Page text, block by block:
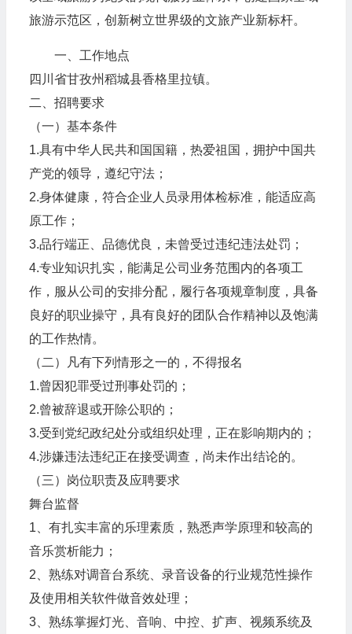
旅游示范区，创新树立世界级的文旅产业新标杆。
一、工作地点
四川省甘孜州稻城县香格里拉镇。
二、招聘要求
（一）基本条件
1.具有中华人民共和国国籍，热爱祖国，拥护中国共
产党的领导，遵纪守法；
2.身体健康，符合企业人员录用体检标准，能适应高
原工作；
3.品行端正、品德优良，未曾受过违纪违法处罚；
4.专业知识扎实，能满足公司业务范围内的各项工
作，服从公司的安排分配，履行各项规章制度，具备
良好的职业操守，具有良好的团队合作精神以及饱满
的工作热情。
（二）凡有下列情形之一的，不得报名
1.曾因犯罪受过刑事处罚的；
2.曾被辞退或开除公职的；
3.受到党纪政纪处分或组织处理，正在影响期内的；
4.涉嫌违法违纪正在接受调查，尚未作出结论的。
（三）岗位职责及应聘要求
舞台监督
1、有扎实丰富的乐理素质，熟悉声学原理和较高的
音乐赏析能力；
2、熟练对调音台系统、录音设备的行业规范性操作
及使用相关软件做音效处理；
3、熟练掌握灯光、音响、中控、扩声、视频系统及